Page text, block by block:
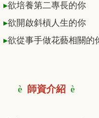
▸欲培養第二專長的你
▸欲開啟斜槓人生的你
▸欲從事手做花藝相關的
è 師資介紹 è